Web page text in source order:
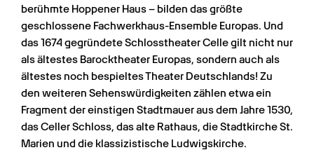
berühmte Hoppener Haus – bilden das größte
geschlossene Fachwerkhaus-Ensemble Europas. Und
das 1674 gegründete Schlosstheater Celle gilt nicht nur
als ältestes Barocktheater Europas, sondern auch als
ältestes noch bespieltes Theater Deutschlands! Zu
den weiteren Sehenswürdigkeiten zählen etwa ein
Fragment der einstigen Stadtmauer aus dem Jahre 1530,
das Celler Schloss, das alte Rathaus, die Stadtkirche St.
Marien und die klassizistische Ludwigskirche.